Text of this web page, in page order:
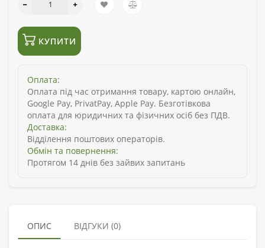
КУПИТИ
Оплата:
Оплата під час отримання товару, картою онлайн,
Google Pay, PrivatPay, Apple Pay. Безготівкова
оплата для юридичних та фізичних осіб без ПДВ.
Доставка:
Відділення поштових операторів.
Обмін та повернення:
Протягом 14 днів без зайвих запитань
ОПИС ВІДГУКИ (0)